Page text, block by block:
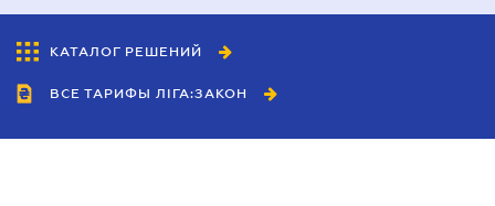
КАТАЛОГ РЕШЕНИЙ
ВСЕ ТАРИФЫ ЛІГА:ЗАКОН